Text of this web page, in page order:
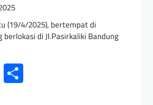
(19/4/2025), bertempat di
di Jl.Pasirkaliki Bandung
X